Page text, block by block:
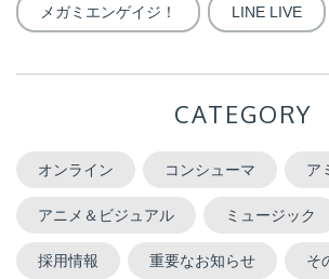
メガミエンゲイジ！ LINE LIVE
CATEGORY
オンライン コンシューマ ア
アニメ＆ビジュアル ミュージック
採用情報 重要なお知らせ そ